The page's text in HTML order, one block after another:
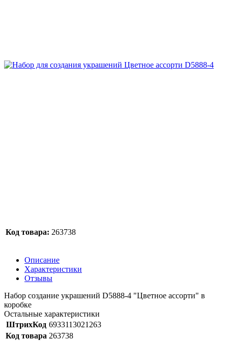
Код товара: 263738
Описание
Характеристики
Отзывы
Набор создание украшений D5888-4 "Цветное ассорти" в
коробке
Остальные характеристики
ШтрихКод 6933113021263
Код товара 263738